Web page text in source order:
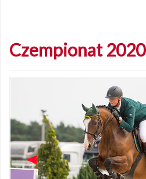
Czempionat 2020